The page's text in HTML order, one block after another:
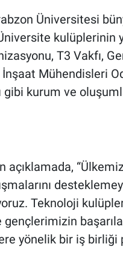
Üniversitesi
kulüplerinin
T3 Vakfı,
Mühendisleri
gibi kurum ve
açıklamada,
Teknoloji
yönelik bir iş birliği